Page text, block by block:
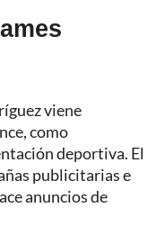
viene
como
deportiva. El
publicitarias e
anuncios de